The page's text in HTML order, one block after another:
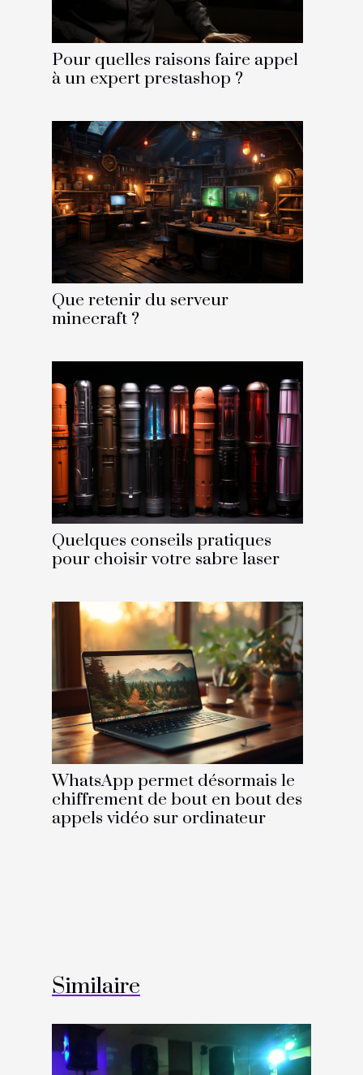
Pour quelles raisons faire appel
à un expert prestashop ?
Que retenir du serveur
minecraft ?
Quelques conseils pratiques
pour choisir votre sabre laser
WhatsApp permet désormais le
chiffrement de bout en bout des
appels vidéo sur ordinateur
Similaire